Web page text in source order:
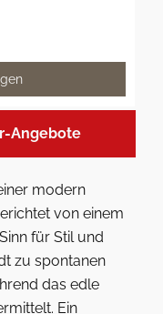
Angebote
modern
von einem
für Stil und
zu spontanen
das edle
Ein